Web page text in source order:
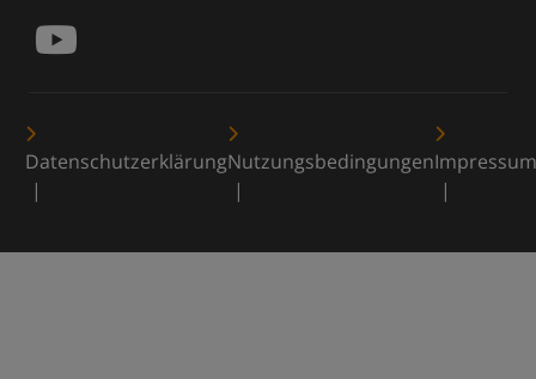
DatenschutzerklärungNutzungsbedingungenImpressum